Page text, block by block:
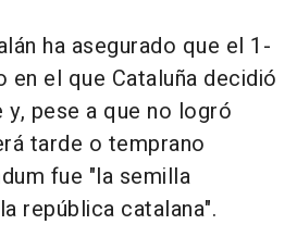
ha asegurado que el 1-
en el que Cataluña decidió
y, pese a que no logró
tarde o temprano
fue "la semilla
república catalana".